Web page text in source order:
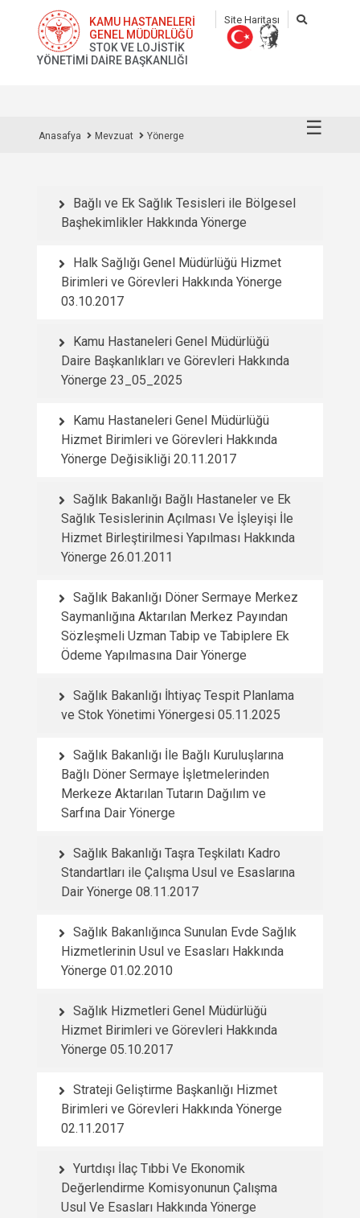
KAMU HASTANELERİ
GENEL MÜDÜRLÜĞÜ
STOK VE LOJİSTİK
YÖNETİMİ DAİRE BAŞKANLIĞI
Site Haritası
☰
Anasafya Mevzuat Yönerge
Bağlı ve Ek Sağlık Tesisleri ile Bölgesel
Başhekimlikler Hakkında Yönerge
Halk Sağlığı Genel Müdürlüğü Hizmet
Birimleri ve Görevleri Hakkında Yönerge
03.10.2017
Kamu Hastaneleri Genel Müdürlüğü
Daire Başkanlıkları ve Görevleri Hakkında
Yönerge 23_05_2025
Kamu Hastaneleri Genel Müdürlüğü
Hizmet Birimleri ve Görevleri Hakkında
Yönerge Değisikliği 20.11.2017
Sağlık Bakanlığı Bağlı Hastaneler ve Ek
Sağlık Tesislerinin Açılması Ve İşleyişi İle
Hizmet Birleştirilmesi Yapılması Hakkında
Yönerge 26.01.2011
Sağlık Bakanlığı Döner Sermaye Merkez
Saymanlığına Aktarılan Merkez Payından
Sözleşmeli Uzman Tabip ve Tabiplere Ek
Ödeme Yapılmasına Dair Yönerge
Sağlık Bakanlığı İhtiyaç Tespit Planlama
ve Stok Yönetimi Yönergesi 05.11.2025
Sağlık Bakanlığı İle Bağlı Kuruluşlarına
Bağlı Döner Sermaye İşletmelerinden
Merkeze Aktarılan Tutarın Dağılım ve
Sarfına Dair Yönerge
Sağlık Bakanlığı Taşra Teşkilatı Kadro
Standartları ile Çalışma Usul ve Esaslarına
Dair Yönerge 08.11.2017
Sağlık Bakanlığınca Sunulan Evde Sağlık
Hizmetlerinin Usul ve Esasları Hakkında
Yönerge 01.02.2010
Sağlık Hizmetleri Genel Müdürlüğü
Hizmet Birimleri ve Görevleri Hakkında
Yönerge 05.10.2017
Strateji Geliştirme Başkanlığı Hizmet
Birimleri ve Görevleri Hakkında Yönerge
02.11.2017
Yurtdışı İlaç Tıbbi Ve Ekonomik
Değerlendirme Komisyonunun Çalışma
Usul Ve Esasları Hakkında Yönerge